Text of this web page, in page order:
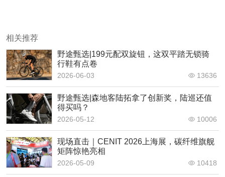
相关推荐
野途甄选|199元配双旋钮，这双平踏无锁骑
行鞋有点卷
2026-06-03 13636
野途甄选|森地客陆拓拿了创新奖，陆巡还值
得买吗？
2026-05-12 10006
现场直击｜CENIT 2026上海展，碳纤维旗舰
矩阵惊艳亮相
2026-05-09 10418